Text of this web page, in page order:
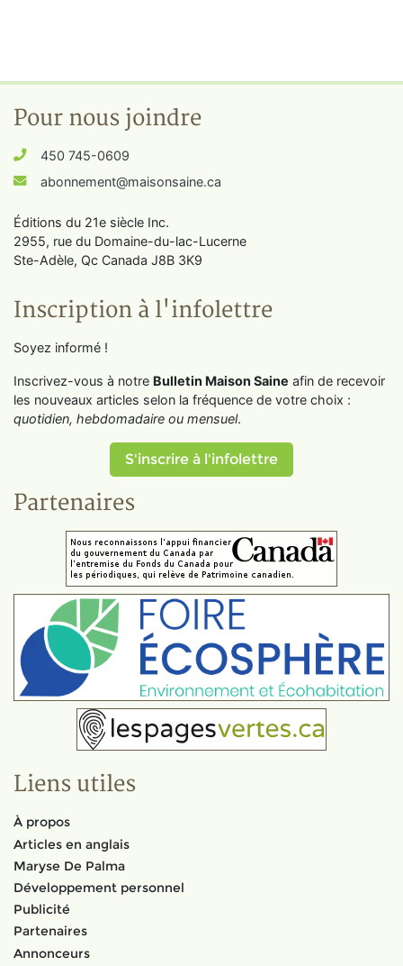
Pour nous joindre
450 745-0609
abonnement@maisonsaine.ca
Éditions du 21e siècle Inc.
2955, rue du Domaine-du-lac-Lucerne
Ste-Adèle, Qc Canada J8B 3K9
Inscription à l'infolettre
Soyez informé !
Inscrivez-vous à notre Bulletin Maison Saine afin de recevoir
les nouveaux articles selon la fréquence de votre choix :
quotidien, hebdomadaire ou mensuel.
S'inscrire à l'infolettre
Partenaires
Liens utiles
À propos
Articles en anglais
Maryse De Palma
Développement personnel
Publicité
Partenaires
Annonceurs